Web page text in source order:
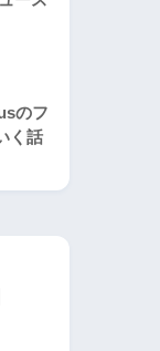
のフ
く話